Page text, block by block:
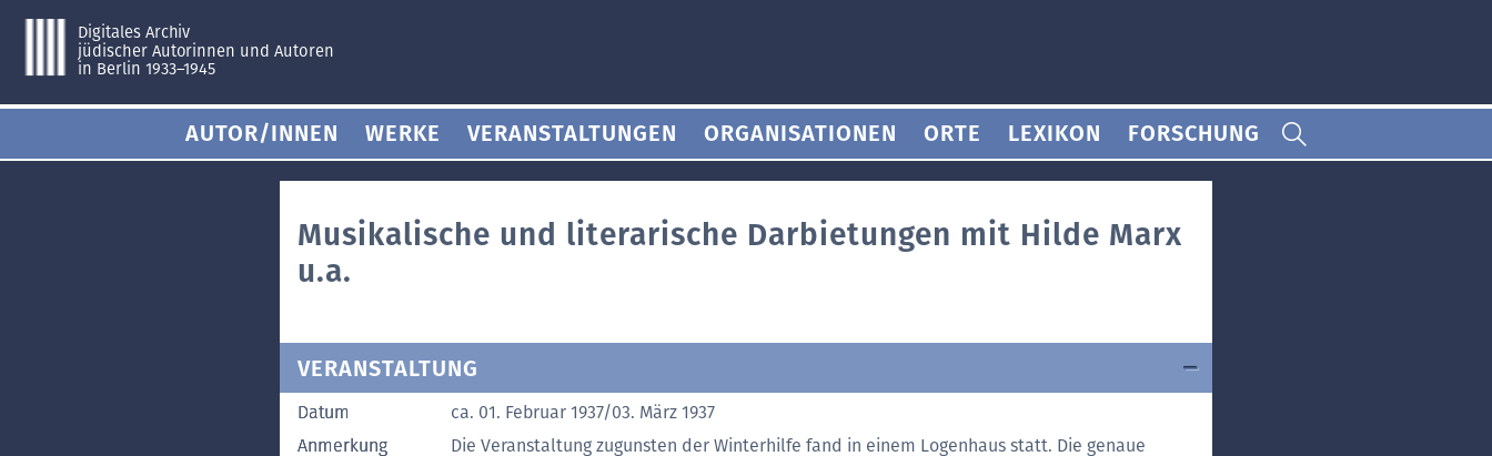
Digitales Archiv
jüdischer Autorinnen und Autoren
in Berlin 1933–1945
AUTOR/INNEN WERKE VERANSTALTUNGEN ORGANISATIONEN ORTE LEXIKON FORSCHUNG
Musikalische und literarische Darbietungen mit Hilde Marx
u.a.
VERANSTALTUNG
Datum
ca. 01. Februar 1937/03. März 1937
Anmerkung
Die Veranstaltung zugunsten der Winterhilfe fand in einem Logenhaus statt. Die genaue